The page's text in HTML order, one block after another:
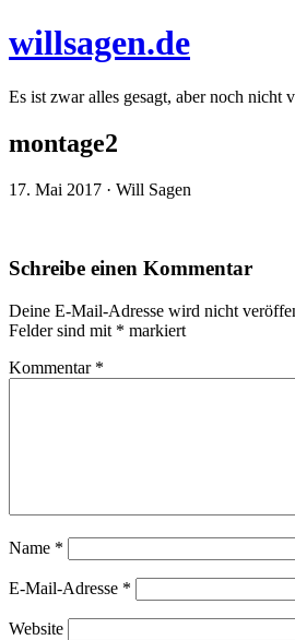
willsagen.de
Es ist zwar alles gesagt, aber noch nicht
montage2
17. Mai 2017 · Will Sagen
Schreibe einen Kommentar
Deine E-Mail-Adresse wird nicht
Felder sind mit * markiert
Kommentar *
Name *
E-Mail-Adresse *
Website